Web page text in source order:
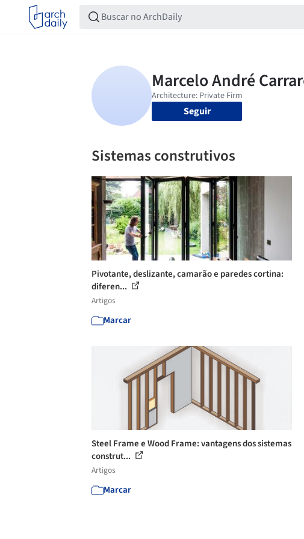
Seguir
Sistemas construtivos
Pivotante, deslizante, camarão e paredes cortina:
diferen...
Artigos
Marcar
Steel Frame e Wood Frame: vantagens dos sistemas
construt...
Artigos
Marcar